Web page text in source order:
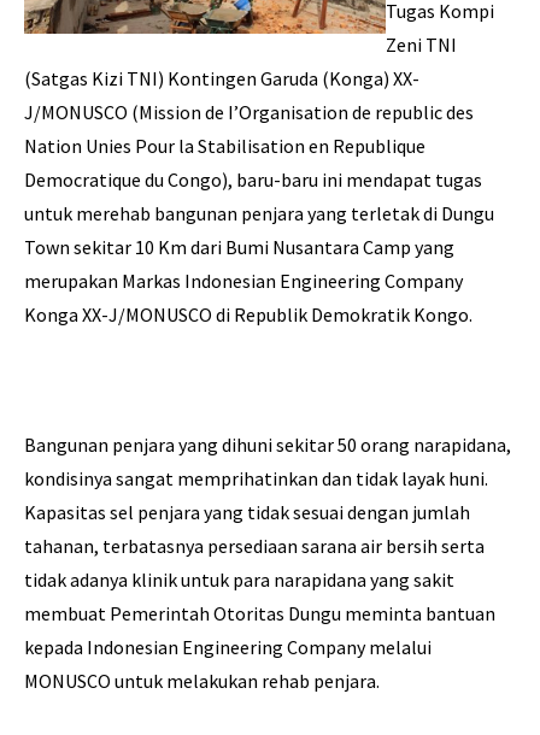
Tugas Kompi
Zeni TNI
(Satgas Kizi TNI) Kontingen Garuda (Konga) XX-
J/MONUSCO (Mission de I’Organisation de republic des
Nation Unies Pour la Stabilisation en Republique
Democratique du Congo), baru-baru ini mendapat tugas
untuk merehab bangunan penjara yang terletak di Dungu
Town sekitar 10 Km dari Bumi Nusantara Camp yang
merupakan Markas Indonesian Engineering Company
Konga XX-J/MONUSCO di Republik Demokratik Kongo.
Bangunan penjara yang dihuni sekitar 50 orang narapidana,
kondisinya sangat memprihatinkan dan tidak layak huni.
Kapasitas sel penjara yang tidak sesuai dengan jumlah
tahanan, terbatasnya persediaan sarana air bersih serta
tidak adanya klinik untuk para narapidana yang sakit
membuat Pemerintah Otoritas Dungu meminta bantuan
kepada Indonesian Engineering Company melalui
MONUSCO untuk melakukan rehab penjara.